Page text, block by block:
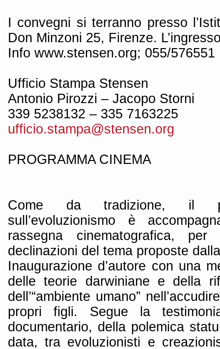
I convegni si terranno presso
Don Minzoni 25, Firenze.
Info www.stensen.org; 055/576551
Ufficio Stampa Stensen
Antonio Pirozzi – Jacopo Storni
339 5238132 – 335 7163225
ufficio.stampa@stensen.org
PROGRAMMA CINEMA
Come da tradizione, il
sull’evoluzionismo è
rassegna cinematografica,
declinazioni del tema proposte
Inaugurazione d’autore con una
delle teorie darwiniane e della
dell’“ambiente umano”
propri figli. Segue la
documentario, della polemica
data, tra evoluzionisti e